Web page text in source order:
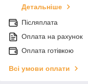
Детальніше
Післяплата
Оплата на рахунок
Оплата готівкою
Всі умови оплати